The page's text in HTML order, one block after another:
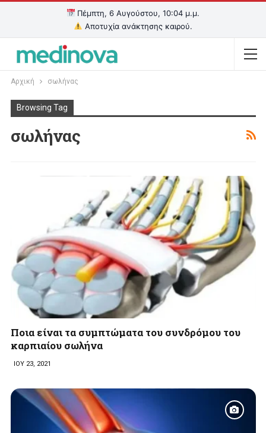
Πέμπτη, 6 Αυγούστου, 10:04 μ.μ.
Αποτυχία ανάκτησης καιρού.
Αρχική σωλήνας
Browsing Tag
σωλήνας
Ποια είναι τα συμπτώματα του συνδρόμου του
καρπιαίου σωλήνα
ΙΟΥ 23, 2021